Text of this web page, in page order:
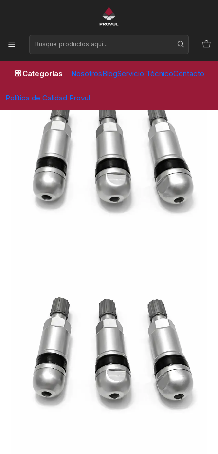
Categorías NosotrosBlogServicio TécnicoContacto
Política de Calidad Provul
Horario de atención Lunes a Viernes de 09:00 a 17:30 horas
Inicio Valvulas